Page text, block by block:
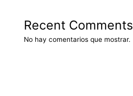
Recent Comments
No hay comentarios que mostrar.